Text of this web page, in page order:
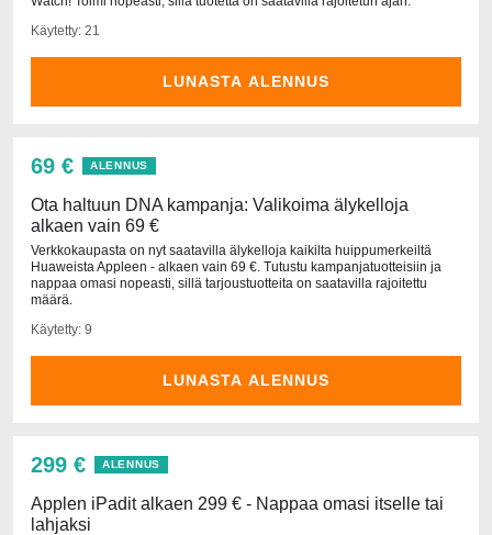
Käytetty: 21
LUNASTA ALENNUS
69 € ALENNUS
Ota haltuun DNA kampanja: Valikoima älykelloja
alkaen vain 69 €
Verkkokaupasta on nyt saatavilla älykelloja kaikilta huippumerkeiltä
Huaweista Appleen - alkaen vain 69 €. Tutustu kampanjatuotteisiin ja
nappaa omasi nopeasti, sillä tarjoustuotteita on saatavilla rajoitettu
määrä.
Käytetty: 9
LUNASTA ALENNUS
299 € ALENNUS
Applen iPadit alkaen 299 € - Nappaa omasi itselle tai
lahjaksi